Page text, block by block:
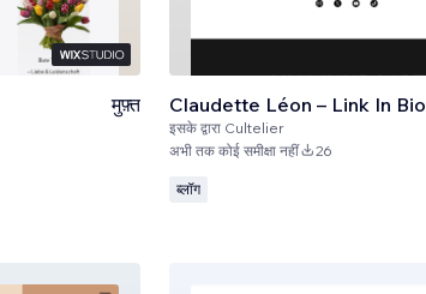
मुफ़्त Claudette Léon – Link In Bio
इसके द्वारा Cultelier
अभी तक कोई समीक्षा नहीं 26
ब्लॉग